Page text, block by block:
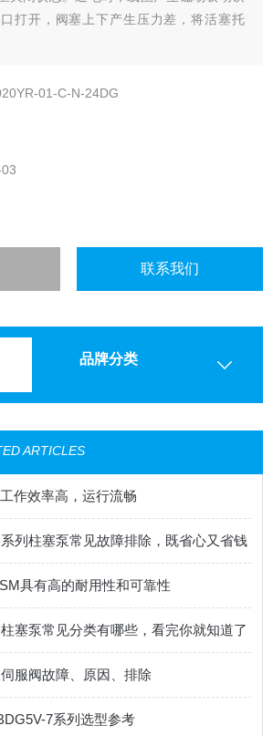
打开，阀塞上下产生压力差，将活塞托
01-C-N-24DG
联系我们
品牌分类
ARTICLES
作效率高，运行流畅
列柱塞泵常见故障排除，既省心又省钱
具有高的耐用性和可靠性
塞泵常见分类有哪些，看完你就知道了
服阀故障、原因、排除
7系列选型参考